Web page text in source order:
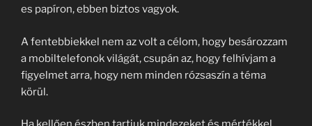
es papíron, ebben biztos vagyok.
A fentebbiekkel nem az volt a célom, hogy besározzam
a mobiltelefonok világát, csupán az, hogy felhívjam a
figyelmet arra, hogy nem minden rózsaszín a téma
körül.